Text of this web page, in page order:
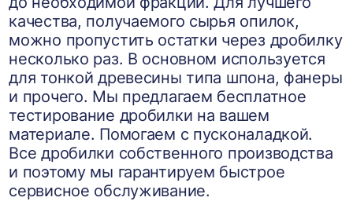
качества, получаемого сырья опилок,
можно пропустить остатки через дробилку
несколько раз. В основном используется
для тонкой древесины типа шпона, фанеры
и прочего. Мы предлагаем бесплатное
тестирование дробилки на вашем
материале. Помогаем с пусконаладкой.
Все дробилки собственного производства
и поэтому мы гарантируем быстрое
сервисное обслуживание.